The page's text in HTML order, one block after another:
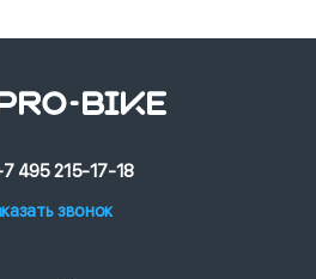
495 215-17-18
звонок